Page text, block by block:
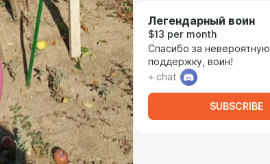
Легендарный воин
$13 per month
Спасибо за невероятную
поддержку, воин!
+ chat
SUBSCRIBE